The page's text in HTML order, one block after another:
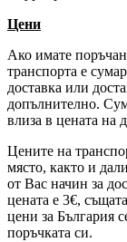
Цени
Ако имате
транспорта е
доставка или
допълнително.
влиза в цената на
Цените на
място, както и
от Вас начин за
цената е 3€,
цени за България
поръчката си.